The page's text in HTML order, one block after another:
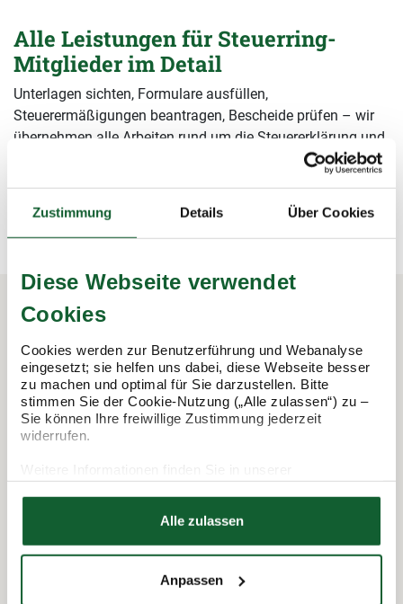
Zustimmung Details Über Cookies
Diese Webseite verwendet
Cookies
Cookies werden zur Benutzerführung und Webanalyse
eingesetzt; sie helfen uns dabei, diese Webseite besser
zu machen und optimal für Sie darzustellen. Bitte
stimmen Sie der Cookie-Nutzung („Alle zulassen“) zu –
Sie können Ihre freiwillige Zustimmung jederzeit
widerrufen.
Datenschutzerklärung
Alle zulassen
Anpassen
Alle Leistungen für Steuerring-
Mitglieder im Detail
Unterlagen sichten, Formulare ausfüllen,
Steuerermäßigungen beantragen, Bescheide prüfen – wir
übernehmen alle Arbeiten rund um die Steuererklärung und
In 3 Schritten zur Steuererklärung.
So funktioniert's:
Termin vereinbaren